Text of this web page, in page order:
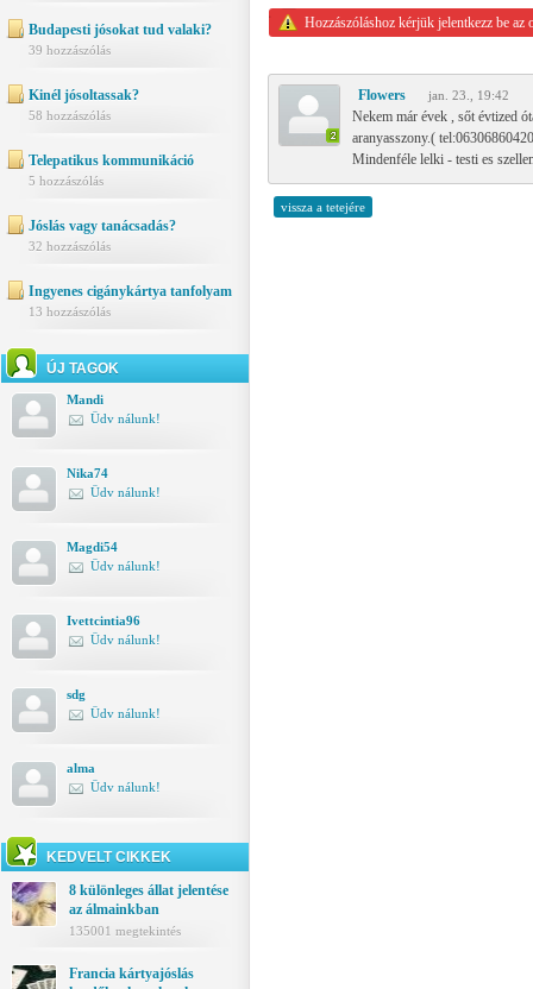
Budapesti jósokat tud valaki?
39 hozzászólás
Kinél jósoltassak?
58 hozzászólás
Telepatikus kommunikáció
5 hozzászólás
Jóslás vagy tanácsadás?
32 hozzászólás
Ingyenes cigánykártya tanfolyam
13 hozzászólás
ÚJ TAGOK
Mandi
Üdv nálunk!
Nika74
Üdv nálunk!
Magdi54
Üdv nálunk!
Ivettcintia96
Üdv nálunk!
sdg
Üdv nálunk!
alma
Üdv nálunk!
KEDVELT CIKKEK
8 különleges állat jelentése
az álmainkban
135001 megtekintés
Francia kártyajóslás
Hozzászóláshoz kérjük jelentkezz be az
Flowers jan. 23., 19:42
Nekem már évek , sőt évtized
aranyasszony.(
Mindenféle lelki - testi es
vissza a tetejére